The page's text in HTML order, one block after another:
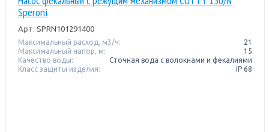
Speroni
Арт. SPRN101291400
Максимальный расход, м3/ч:
21
Максимальный напор, м:
15
Качество воды:
Сточная вода с волокнами и фекалиями
Класс защиты изделия:
IP 68